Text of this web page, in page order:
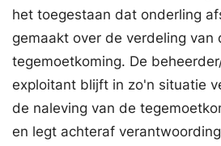
het toegestaan dat onderling
gemaakt over de verdeling van
tegemoetkoming. De
exploitant blijft in zo'n situatie
de naleving van de
en legt achteraf